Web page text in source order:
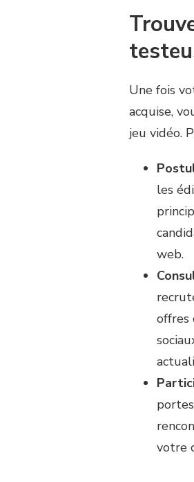
Une fois
acquise,
jeu vidéo.
les
web.
offres
votre